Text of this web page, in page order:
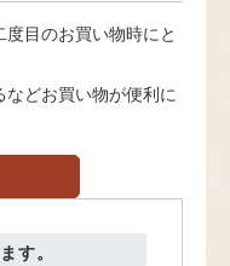
目のお買い物時にと
どお買い物が便利に
す。